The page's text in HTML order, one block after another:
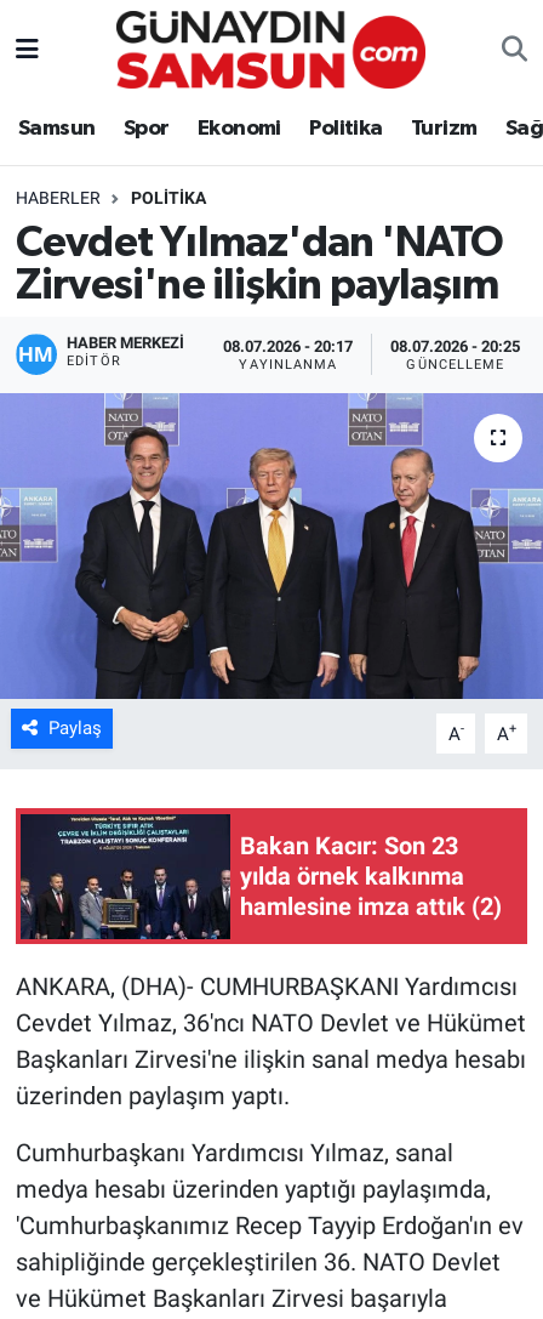
Samsun Spor Ekonomi Politika Turizm
HABERLER POLITIKA
Cevdet Yılmaz'dan 'NATO
Zirvesi'ne ilişkin paylaşım
HABER MERKEZİ
EDITÖR
08.07.2026 - 20:17
YAYINLANMA
08.07.2026 - 20:25
GÜNCELLEME
Paylaş A- A+
Bakan Kacır: Son 23
yılda örnek kalkınma
hamlesine imza attık (2)
ANKARA, (DHA)- CUMHURBAŞKANI Yardımcısı
Cevdet Yılmaz, 36'ncı NATO Devlet ve Hükümet
Başkanları Zirvesi'ne ilişkin sanal medya hesabı
üzerinden paylaşım yaptı.
Cumhurbaşkanı Yardımcısı Yılmaz, sanal
medya hesabı üzerinden yaptığı paylaşımda,
'Cumhurbaşkanımız Recep Tayyip Erdoğan'ın ev
sahipliğinde gerçekleştirilen 36. NATO Devlet
ve Hükümet Başkanları Zirvesi başarıyla
Samsun
Politika
Turizm
Sağlık
Eğitim
Yaşam
Kültür Sanat
Bilim ve Teknoloji
Genel
Nöbetçi Eczaneler
Süper Lig Puan Durumu ve Fikstür
Tüm Manşetler
Son Dakika Haberleri
Haber Arşivi